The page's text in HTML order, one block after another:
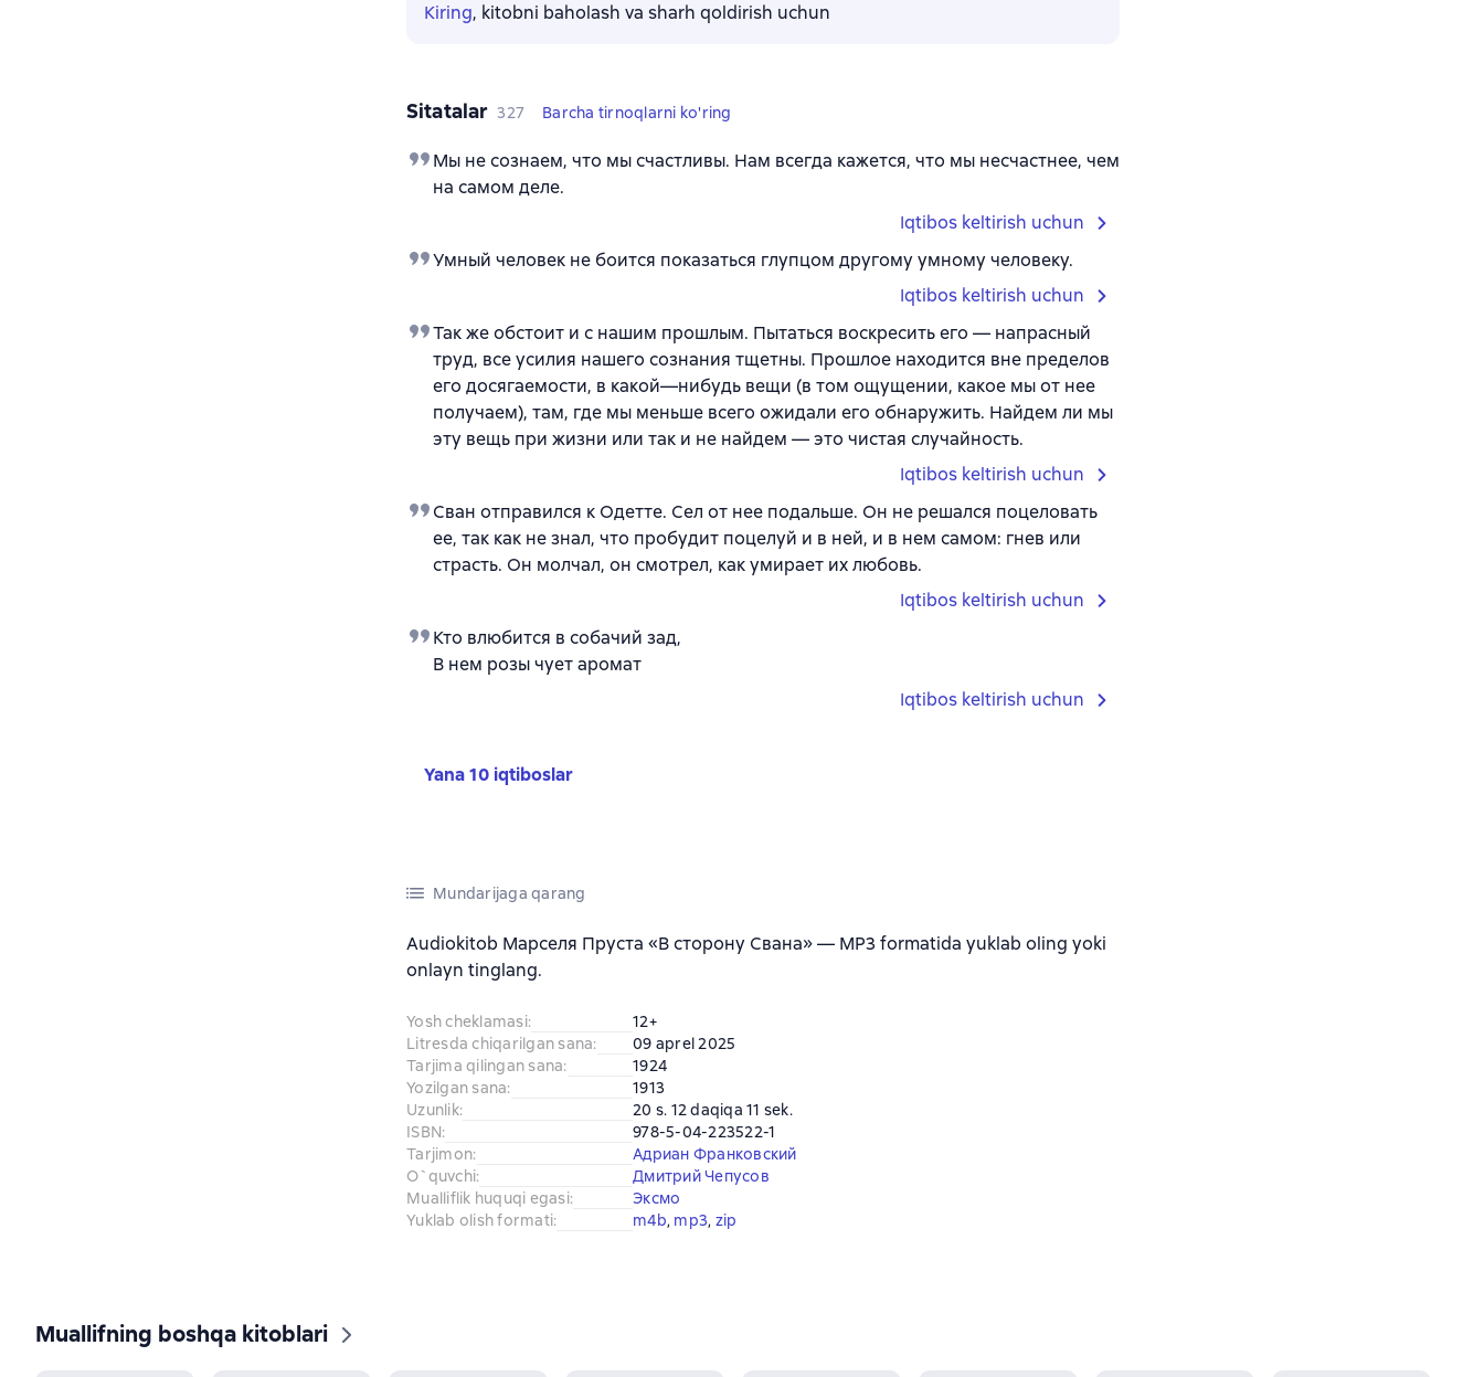
Kiring, kitobni baholash va sharh qoldirish uchun
Sitatalar 327 Barcha tirnoqlarni ko'ring
Мы не сознаем, что мы счастливы. Нам всегда кажется, что мы несчастнее, чем
на самом деле.
Iqtibos keltirish uchun
Умный человек не боится показаться глупцом другому умному человеку.
Iqtibos keltirish uchun
Так же обстоит и с нашим прошлым. Пытаться воскресить его — напрасный
труд, все усилия нашего сознания тщетны. Прошлое находится вне пределов
его досягаемости, в какой—нибудь вещи (в том ощущении, какое мы от нее
получаем), там, где мы меньше всего ожидали его обнаружить. Найдем ли мы
эту вещь при жизни или так и не найдем — это чистая случайность.
Iqtibos keltirish uchun
Сван отправился к Одетте. Сел от нее подальше. Он не решался поцеловать
ее, так как не знал, что пробудит поцелуй и в ней, и в нем самом: гнев или
страсть. Он молчал, он смотрел, как умирает их любовь.
Iqtibos keltirish uchun
Кто влюбится в собачий зад,
В нем розы чует аромат
Iqtibos keltirish uchun
Yana 10 iqtiboslar
Mundarijaga qarang
Audiokitob Марселя Пруста «В сторону Свана» — MP3 formatida yuklab oling yoki
onlayn tinglang.
Yosh cheklamasi:
12+
Litresda chiqarilgan sana:
09 aprel 2025
Tarjima qilingan sana:
1924
Yozilgan sana:
1913
Uzunlik:
20 s. 12 daqiqa 11 sek.
ISBN:
978-5-04-223522-1
Tarjimon:
Адриан Франковский
O`quvchi:
Дмитрий Чепусов
Mualliflik huquqi egasi:
Эксмо
Yuklab olish formati: m4b, mp3, zip
Muallifning boshqa kitoblari